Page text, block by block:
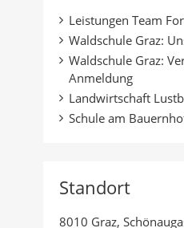
:
c
k
a
n
A
o
r
r
u
c
k
e
k
e
d
I
n
e
Leistungen Team
Waldschule Graz:
Waldschule Graz:
Anmeldung
Landwirtschaft
Schule am
Standort
8010 Graz,